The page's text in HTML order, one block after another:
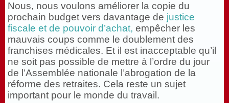
Nous, nous voulons améliorer la copie du
prochain budget vers davantage de justice
fiscale et de pouvoir d’achat, empêcher les
mauvais coups comme le doublement des
franchises médicales. Et il est inacceptable qu’il
ne soit pas possible de mettre à l’ordre du jour
de l’Assemblée nationale l’abrogation de la
réforme des retraites. Cela reste un sujet
important pour le monde du travail.